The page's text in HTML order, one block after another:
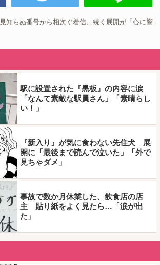
見知らぬ番号から相次ぐ着信、続く展開が「心に響
駅に設置された『黒板』の内容に涙
「なんて素敵な駅員さん」「素晴らし
い！」
『新入り』が気に食わない先住犬 展
開に「最後まで読んで泣いた」「外で
見ちゃダメ」
事故で数か月休業した、飲食店の店
主 貼り紙をよく見たら…「涙が出
た」